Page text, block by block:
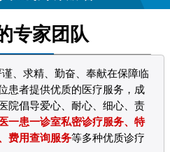
专家团队
、求精、勤奋、奉献在保障临
患者提供优质的医疗服务，成
院倡导爱心、耐心、细心、责
一患一诊室私密诊疗服务、特
费用查询服务等多种优质诊疗